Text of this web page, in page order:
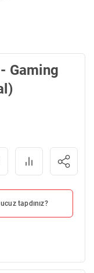
Gaming
tapdınız?